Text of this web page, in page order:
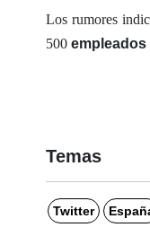
Los rumores
500 empleados
Temas
Twitter